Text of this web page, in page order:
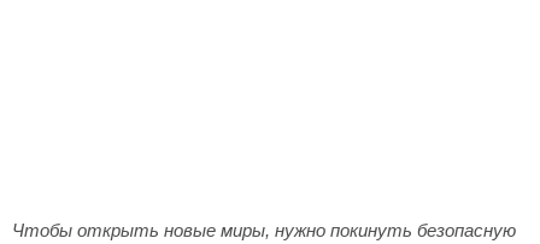
Чтобы открыть новые миры, нужно покинуть безопасную